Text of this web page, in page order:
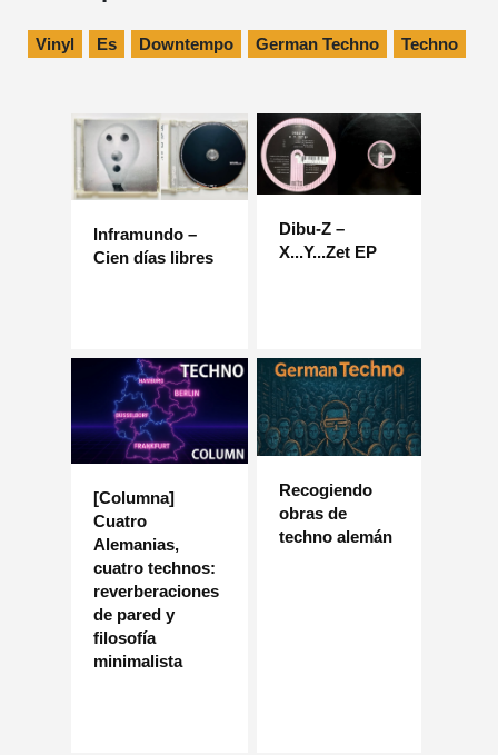
Vinyl Es Downtempo German Techno Techno
Inframundo –
Cien días libres
Dibu-Z –
X...Y...Zet EP
[Columna]
Cuatro
Alemanias,
cuatro technos:
reverberaciones
de pared y
filosofía
minimalista
Recogiendo
obras de
techno alemán